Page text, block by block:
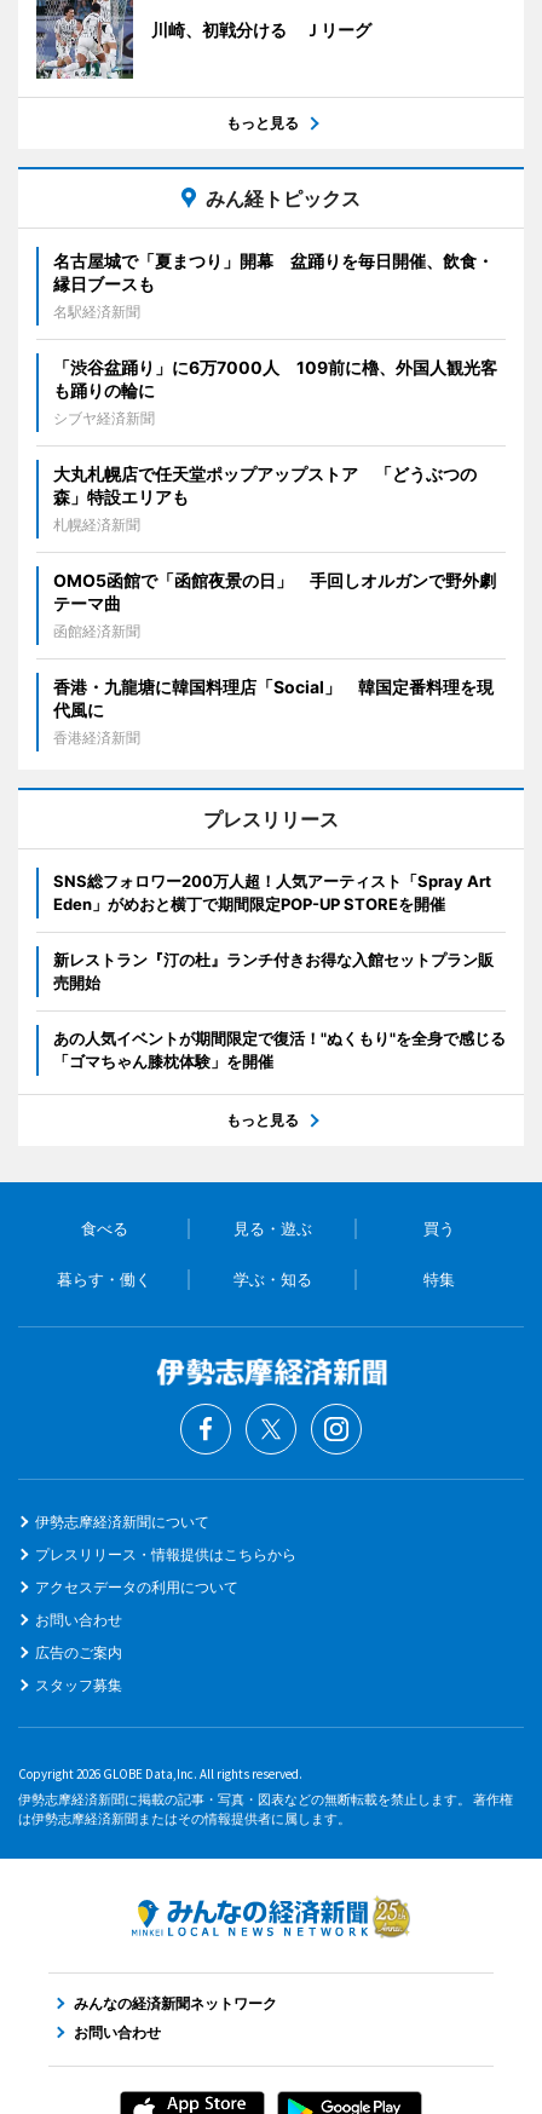
川崎、初戦分ける Ｊリーグ
もっと見る
みん経トピックス
名古屋城で「夏まつり」開幕 盆踊りを毎日開催、飲食・
縁日ブースも
名駅経済新聞
「渋谷盆踊り」に6万7000人 109前に櫓、外国人観光客
も踊りの輪に
シブヤ経済新聞
大丸札幌店で任天堂ポップアップストア 「どうぶつの
森」特設エリアも
札幌経済新聞
OMO5函館で「函館夜景の日」 手回しオルガンで野外劇
テーマ曲
函館経済新聞
香港・九龍塘に韓国料理店「Social」 韓国定番料理を現
代風に
香港経済新聞
プレスリリース
SNS総フォロワー200万人超！人気アーティスト「Spray Art
Eden」がめおと横丁で期間限定POP-UP STOREを開催
新レストラン『汀の杜』ランチ付きお得な入館セットプラン販
売開始
あの人気イベントが期間限定で復活！"ぬくもり"を全身で感じる
「ゴマちゃん膝枕体験」を開催
もっと見る
食べる 見る・遊ぶ 買う
暮らす・働く 学ぶ・知る 特集
伊勢志摩経済新聞について
プレスリリース・情報提供はこちらから
アクセスデータの利用について
お問い合わせ
広告のご案内
スタッフ募集
Copyright 2026 GLOBE Data,Inc. All rights reserved.
伊勢志摩経済新聞に掲載の記事・写真・図表などの無断転載を禁止します。 著作権
は伊勢志摩経済新聞またはその情報提供者に属します。
みんなの経済新聞ネットワーク
お問い合わせ